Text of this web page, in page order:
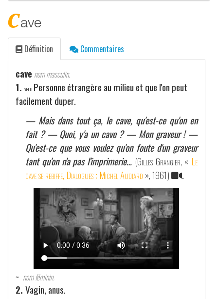
cave
Définition Commentaires
cave nom masculin.
1. VIEILLI. Personne étrangère au milieu et que l'on peut
facilement duper.
— Mais dans tout ça, le cave, qu'est-ce qu'on en
fait ? — Quoi, y'a un cave ? — Mon graveur ! —
Qu'est-ce que vous voulez qu'on foute d'un graveur
tant qu'on n'a pas l'imprimerie… (Gilles Grangier, « Le
cave se rebiffe, Dialogues : Michel Audiard », 1961) .
~ nom féminin.
2. Vagin, anus.